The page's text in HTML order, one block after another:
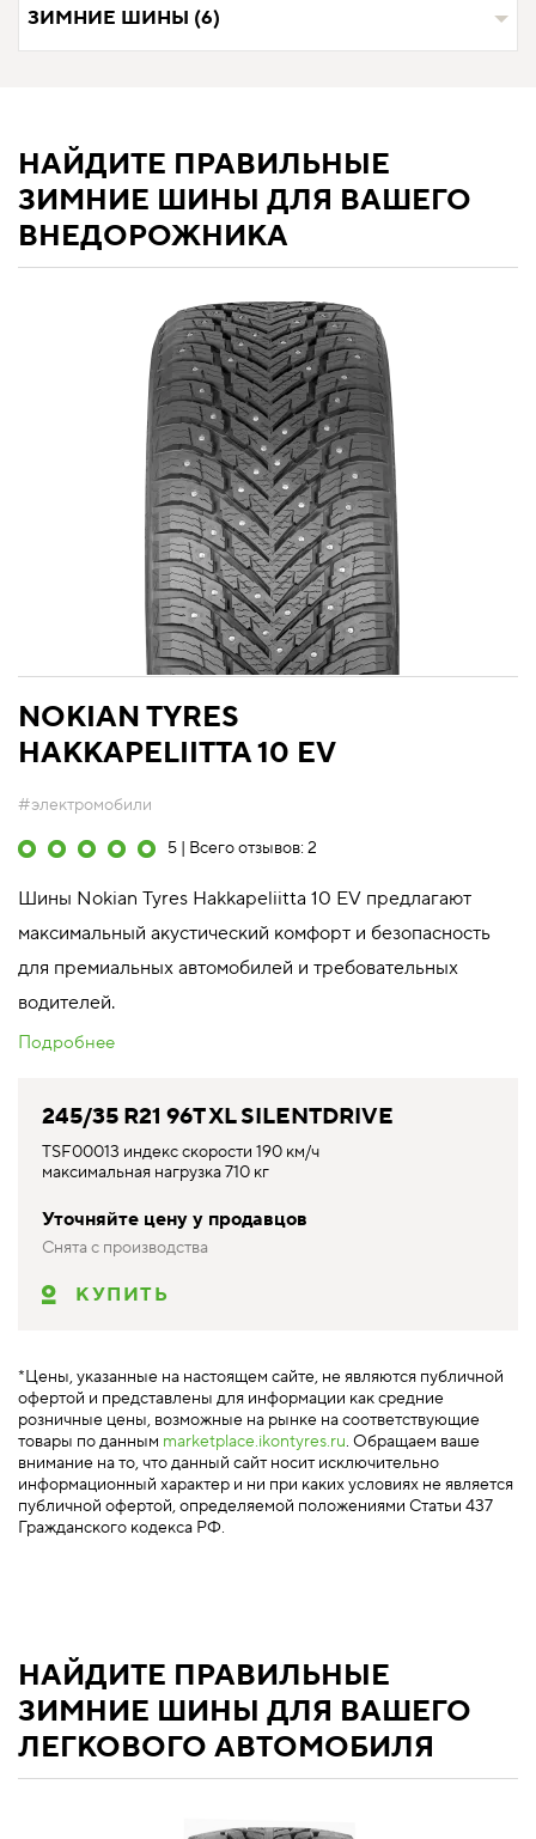
ЗИМНИЕ ШИНЫ (6)
НАЙДИТЕ ПРАВИЛЬНЫЕ
ЗИМНИЕ ШИНЫ ДЛЯ ВАШЕГО
ВНЕДОРОЖНИКА
NOKIAN TYRES
HAKKAPELIITTA 10 EV
#электромобили
5 | Всего отзывов: 2
Шины Nokian Tyres Hakkapeliitta 10 EV предлагают
максимальный акустический комфорт и безопасность
для премиальных автомобилей и требовательных
водителей.
Подробнее
245/35 R21 96T XL SILENTDRIVE
TSF00013 индекс скорости 190 км/ч
максимальная нагрузка 710 кг
Уточняйте цену у продавцов
Снята с производства
КУПИТЬ
*Цены, указанные на настоящем сайте, не являются публичной
офертой и представлены для информации как средние
розничные цены, возможные на рынке на соответствующие
товары по данным marketplace.ikontyres.ru. Обращаем ваше
внимание на то, что данный сайт носит исключительно
информационный характер и ни при каких условиях не является
публичной офертой, определяемой положениями Статьи 437
Гражданского кодекса РФ.
НАЙДИТЕ ПРАВИЛЬНЫЕ
ЗИМНИЕ ШИНЫ ДЛЯ ВАШЕГО
ЛЕГКОВОГО АВТОМОБИЛЯ